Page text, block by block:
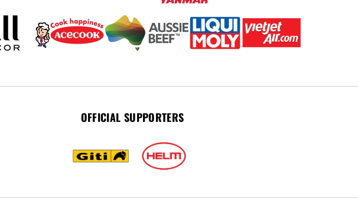
OFFICIAL SUPPORTERS